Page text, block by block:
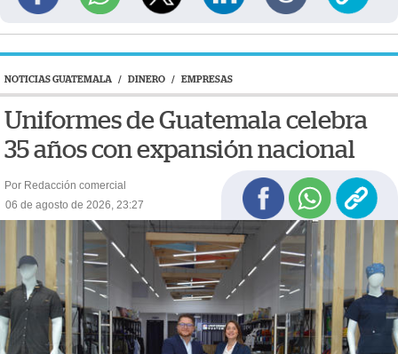
NOTICIAS GUATEMALA / DINERO / EMPRESAS
Uniformes de Guatemala celebra
35 años con expansión nacional
Por Redacción comercial
06 de agosto de 2026, 23:27